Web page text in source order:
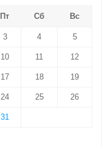
Пт Сб Вс
3 4 5
10 11 12
17 18 19
24 25 26
31